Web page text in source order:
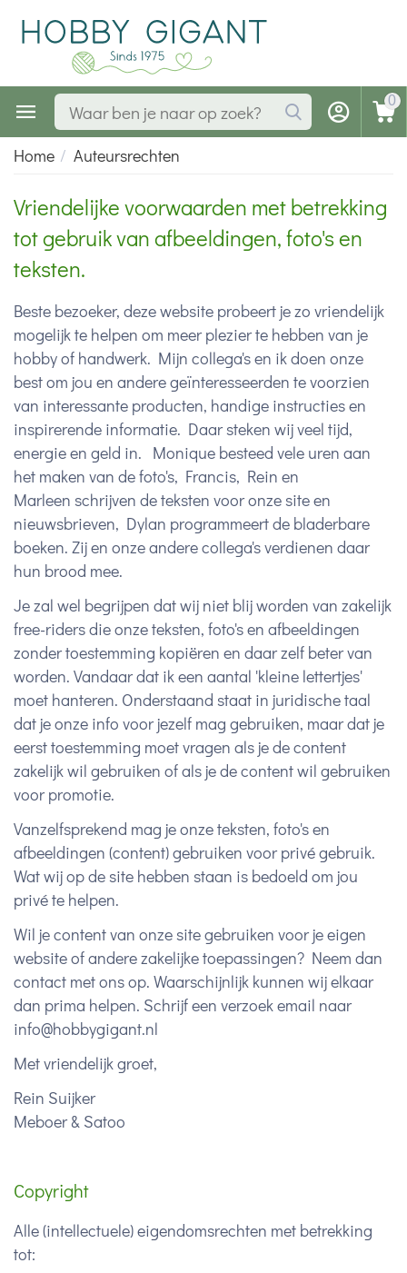
0
Home / Auteursrechten
Vriendelijke voorwaarden met betrekking
tot gebruik van afbeeldingen, foto's en
teksten.
Beste bezoeker, deze website probeert je zo vriendelijk
mogelijk te helpen om meer plezier te hebben van je
hobby of handwerk. Mijn collega's en ik doen onze
best om jou en andere geïnteresseerden te voorzien
van interessante producten, handige instructies en
inspirerende informatie. Daar steken wij veel tijd,
energie en geld in. Monique besteed vele uren aan
het maken van de foto's, Francis, Rein en
Marleen schrijven de teksten voor onze site en
nieuwsbrieven, Dylan programmeert de bladerbare
boeken. Zij en onze andere collega's verdienen daar
hun brood mee.
Je zal wel begrijpen dat wij niet blij worden van zakelijk
free-riders die onze teksten, foto's en afbeeldingen
zonder toestemming kopiëren en daar zelf beter van
worden. Vandaar dat ik een aantal 'kleine lettertjes'
moet hanteren. Onderstaand staat in juridische taal
dat je onze info voor jezelf mag gebruiken, maar dat je
eerst toestemming moet vragen als je de content
zakelijk wil gebruiken of als je de content wil gebruiken
voor promotie.
Vanzelfsprekend mag je onze teksten, foto's en
afbeeldingen (content) gebruiken voor privé gebruik.
Wat wij op de site hebben staan is bedoeld om jou
privé te helpen.
Wil je content van onze site gebruiken voor je eigen
website of andere zakelijke toepassingen? Neem dan
contact met ons op. Waarschijnlijk kunnen wij elkaar
dan prima helpen. Schrijf een verzoek email naar
info@hobbygigant.nl
Met vriendelijk groet,
Rein Suijker
Meboer & Satoo
Copyright
Alle (intellectuele) eigendomsrechten met betrekking
tot: